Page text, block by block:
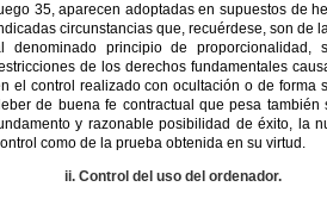
35, aparecen adoptadas en supuestos de
circunstancias que, recuérdese, son de
denominado principio de proporcionalidad,
de los derechos fundamentales
el control realizado con ocultación o de forma
de buena fe contractual que pesa
y razonable posibilidad de éxito, la
como de la prueba obtenida en su virtud.
ii. Control del uso del ordenador.